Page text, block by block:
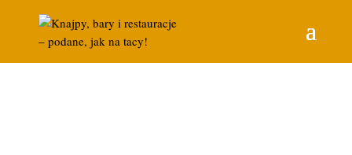
Kuchnia indyjska Baranów
Sandomierski